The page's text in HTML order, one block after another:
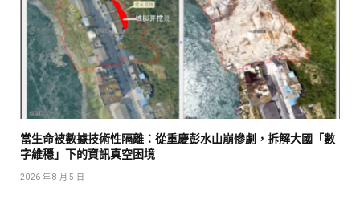
當生命被數據技術性隔離：從重慶彭水山崩慘劇，拆解大國「數
字維穩」下的資訊真空困境
2026 年 8 月 5 日